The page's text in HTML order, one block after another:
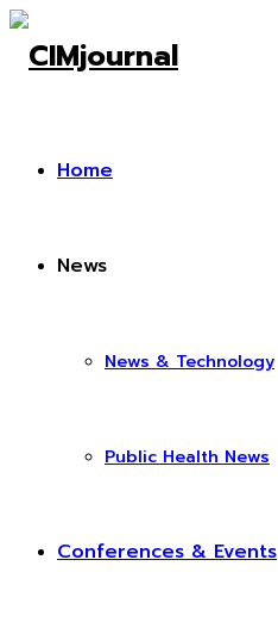
Home
News
News & Technology
Public Health News
Conferences & Events